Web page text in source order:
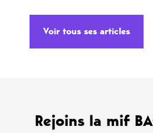
Voir tous ses articles
Rejoins la mif